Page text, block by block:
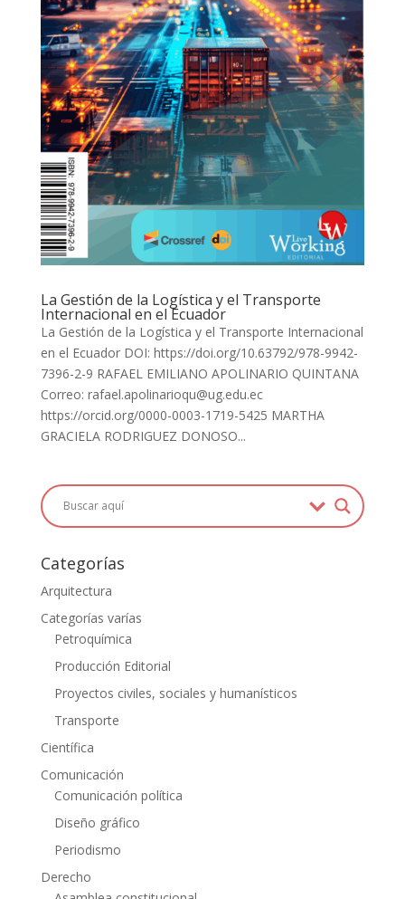
La Gestión de la Logística y el Transporte
Internacional en el Ecuador
La Gestión de la Logística y el Transporte Internacional
en el Ecuador DOI: https://doi.org/10.63792/978-9942-
7396-2-9 RAFAEL EMILIANO APOLINARIO QUINTANA
Correo: rafael.apolinarioqu@ug.edu.ec
https://orcid.org/0000-0003-1719-5425 MARTHA
GRACIELA RODRIGUEZ DONOSO...
Categorías
Arquitectura
Categorías varías
Petroquímica
Producción Editorial
Proyectos civiles, sociales y humanísticos
Transporte
Científica
Comunicación
Comunicación política
Diseño gráfico
Periodismo
Derecho